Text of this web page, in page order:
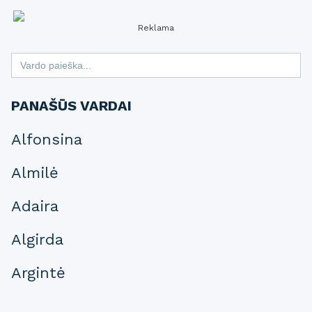
Reklama
Search
for:
PANAŠŪS VARDAI
Alfonsina
Almilė
Adaira
Algirda
Argintė